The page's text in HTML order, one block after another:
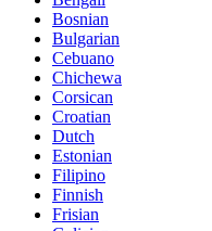
Bosnian
Bulgarian
Cebuano
Chichewa
Corsican
Croatian
Dutch
Estonian
Filipino
Finnish
Frisian